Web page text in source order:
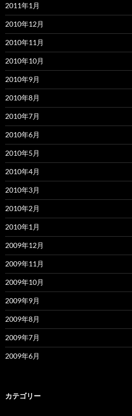
2011年1月
2010年12月
2010年11月
2010年10月
2010年9月
2010年8月
2010年7月
2010年6月
2010年5月
2010年4月
2010年3月
2010年2月
2010年1月
2009年12月
2009年11月
2009年10月
2009年9月
2009年8月
2009年7月
2009年6月
カテゴリー